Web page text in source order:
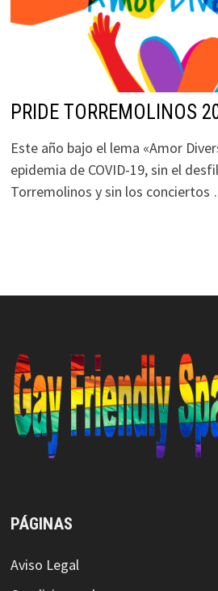
PRIDE TORREMOLINOS
Este año bajo el lema «Amor
epidemia de COVID-19, sin el
Torremolinos y sin los
PÁGINAS
Aviso Legal